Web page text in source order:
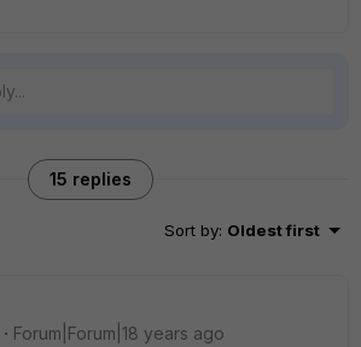
15 replies
Sort by: Oldest first
Forum|Forum|18 years ago